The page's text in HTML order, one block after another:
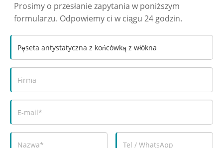
Prosimy o przesłanie zapytania w poniższym
formularzu. Odpowiemy ci w ciągu 24 godzin.